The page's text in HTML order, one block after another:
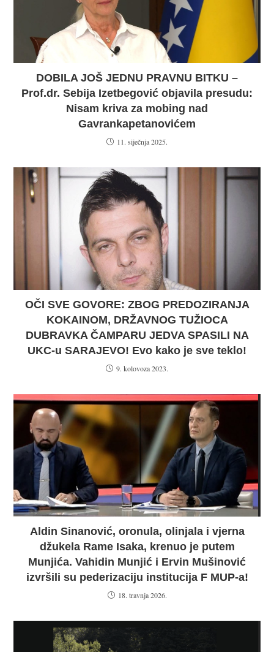
DOBILA JOŠ JEDNU PRAVNU BITKU –
Prof.dr. Sebija Izetbegović objavila presudu:
Nisam kriva za mobing nad
Gavrankapetanovićem
11. siječnja 2025.
OČI SVE GOVORE: ZBOG PREDOZIRANJA
KOKAINOM, DRŽAVNOG TUŽIOCA
DUBRAVKA ČAMPARU JEDVA SPASILI NA
UKC-u SARAJEVO! Evo kako je sve teklo!
9. kolovoza 2023.
Aldin Sinanović, oronula, olinjala i vjerna
džukela Rame Isaka, krenuo je putem
Munjića. Vahidin Munjić i Ervin Mušinović
izvršili su pederizaciju institucija F MUP-a!
18. travnja 2026.